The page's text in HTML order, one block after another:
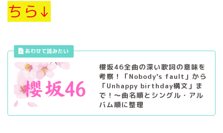
ちら↓
櫻坂46全曲の深い歌詞の意味を
考察！「Nobody's fault」から
「Unhappy birthday構文」ま
で！〜曲名順とシングル・アル
バム順に整理